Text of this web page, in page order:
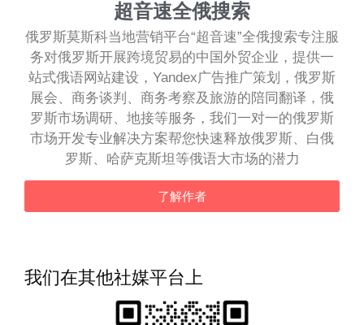
超音速全俄搜索
俄罗斯莫斯科当地营销平台“超音速”全俄搜索专注服
务对俄罗斯开展跨境贸易的中国外贸企业，提供一
站式俄语网站建设，Yandex广告推广策划，俄罗斯
展会、商务谈判、商务考察及旅游的陪同翻译，俄
罗斯市场调研、地接等服务，我们一对一的俄罗斯
市场开发专业解决方案帮您快速释放俄罗斯、白俄
罗斯、哈萨克斯坦等俄语大市场的潜力
了解作者
我们在其他社媒平台上